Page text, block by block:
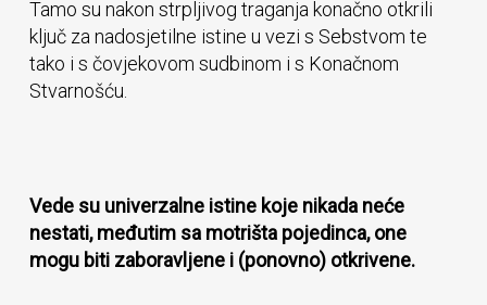
Tamo su nakon strpljivog traganja konačno otkrili
ključ za nadosjetilne istine u vezi s Sebstvom te
tako i s čovjekovom sudbinom i s Konačnom
Stvarnošću.
Vede su univerzalne istine koje nikada neće
nestati, međutim sa motrišta pojedinca, one
mogu biti zaboravljene i (ponovno) otkrivene.